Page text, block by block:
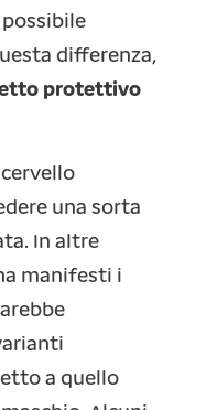
differenza,
protettivo
una sorta
In altre
manifesti i
a quello